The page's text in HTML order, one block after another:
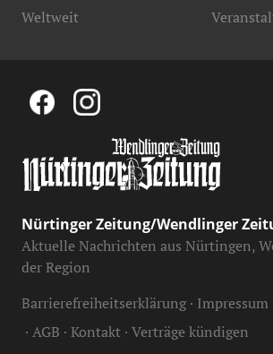
Weltweit
Nürtinger Zeitung/Wendlinger
Aktuelle Nachrichten aus Nürtingen,
der Region
Barrierefreiheitserklärung Impressum
AGB Kontakt Verträge kündigen